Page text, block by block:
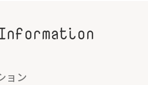
ョン